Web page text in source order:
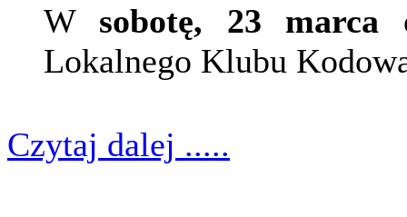
W sobotę, 23 marca
Lokalnego Klubu
Czytaj dalej .....